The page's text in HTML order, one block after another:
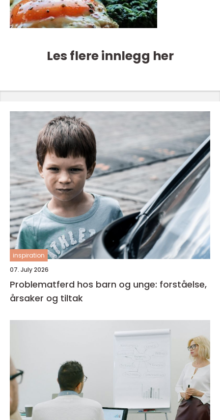
Les flere innlegg her
inspiration
07. July 2026
Problematferd hos barn og unge: forståelse,
årsaker og tiltak